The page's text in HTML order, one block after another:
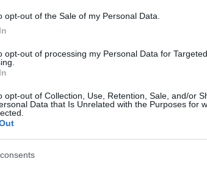
opt-out of the Sale of my Personal Data.
opt-out of processing my Personal Data for Targeted
opt-out of Collection, Use, Retention, Sale, and/or
Data that Is Unrelated with the Purposes for
Forrás: vigszinhaz.hu
honlapon: http://www.belvaros-